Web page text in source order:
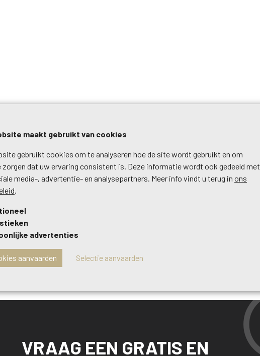
VRAAG EEN GRATIS EN
maakt gebruikt van cookies
gebruikt cookies om te analyseren hoe de site wordt gebruikt en om
zorgen dat uw ervaring consistent is. Deze informatie wordt ook gedeeld met
media-, advertentie- en analysepartners. Meer info vindt u terug in ons
.
advertenties
aanvaarden Selectie aanvaarden